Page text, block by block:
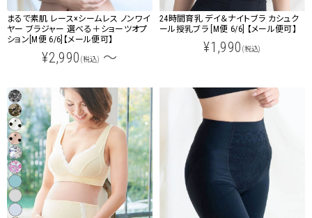
まるで素肌 レース×シームレス ノンワイ
ヤー ブラジャー 選べる＋ショーツオプ
ション[M便 6/6]【メール便可】
¥2,990 (税込) ～
24時間育乳 デイ＆ナイトブラ カシュク
ール授乳ブラ [M便 6/6] 【メール便可】
¥1,990 (税込)